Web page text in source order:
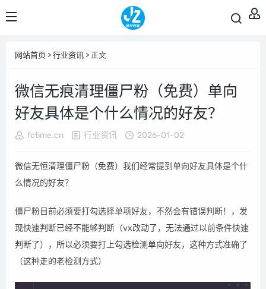
网站首页 > 行业资讯 > 正文
微信无痕清理僵尸粉（免费）单向
好友具体是个什么情况的好友？
fctime.cn 行业资讯 2026-01-02
微信无恒清理僵尸粉（免费）我们经常提到单向好友具体是个什
么情况的好友？
僵尸粉目前必须要打勾选择单项好友，不然会有错误判断！，发
现快速判断已经不能够判断（vx改动了，无法通过以前条件快速
判断了），所以必须要打上勾选检测单向好友，这种方式准确了
（这种走的老检测方式）